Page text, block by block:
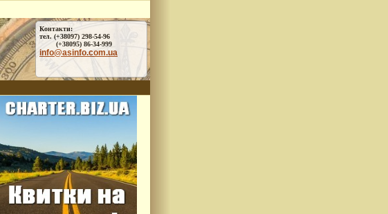
Контакти:
тел. (+38097) 298-54-96
(+38095) 86-34-999
info@asinfo.com.ua